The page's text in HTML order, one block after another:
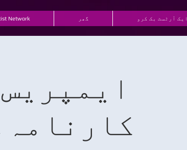
Network گھر ایک آرٹسٹ بک کرو